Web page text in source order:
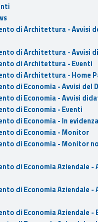
di Architettura - Avvisi
di Architettura - Avvisi
di Architettura - Eventi
di Architettura - Home
di Economia - Avvisi del
di Economia - Avvisi
di Economia - Eventi
di Economia - In evidenza
di Economia - Monitor
di Economia - Monitor
di Economia Aziendale -
di Economia Aziendale -
di Economia Aziendale -